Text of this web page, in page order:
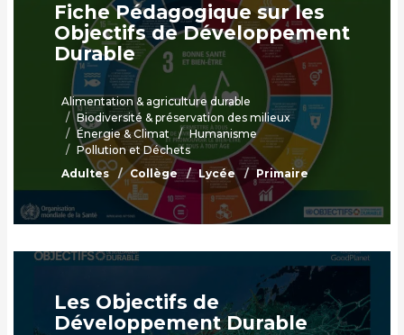
Fiche Pédagogique sur les
Objectifs de Développement
Durable
Alimentation & agriculture durable
Biodiversité & préservation des milieux
Énergie & Climat
Humanisme
Pollution et Déchets
Adultes
Collège Lycée Primaire
Les Objectifs de
Développement Durable